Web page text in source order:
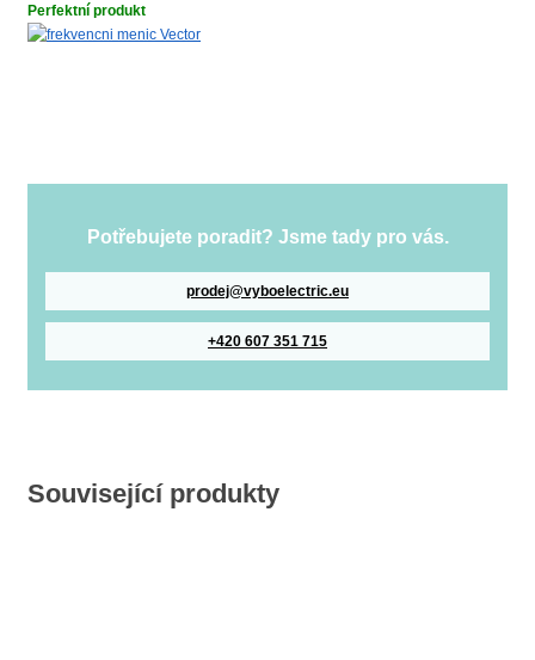
Perfektní produkt
Potřebujete poradit? Jsme tady pro vás.
prodej@vyboelectric.eu
+420 607 351 715
Související produkty